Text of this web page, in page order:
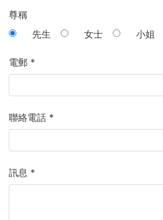
尊稱
先生
女士 小姐
電郵 *
聯絡電話 *
訊息 *